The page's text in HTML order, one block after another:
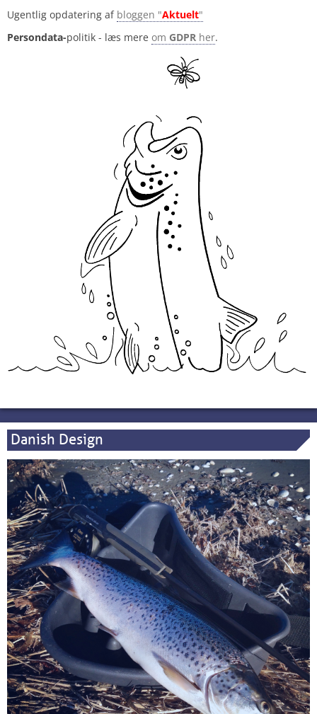
Ugentlig opdatering af bloggen "Aktuelt"
Persondata-politik - læs mere om GDPR her.
Danish Design